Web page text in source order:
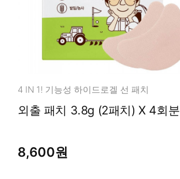
4 IN 1! 기능성 하이드로겔 선 패치
외출 패치 3.8g (2패치) X 4회분
8,600원